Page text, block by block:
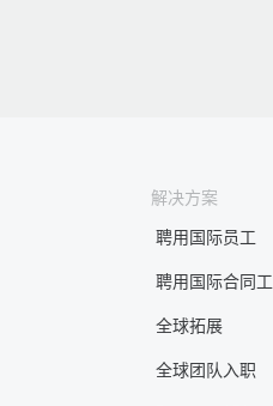
解决方案
聘用国际员工
聘用国际合同工
全球拓展
全球团队入职